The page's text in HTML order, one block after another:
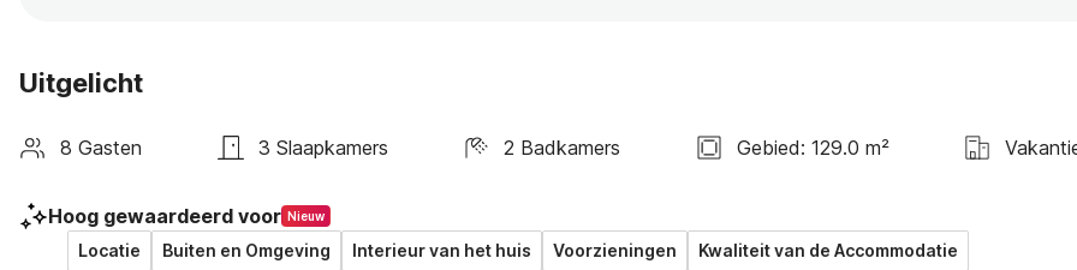
Uitgelicht
8 Gasten 3 Slaapkamers 2 Badkamers Gebied: 129.0 m²
Hoog gewaardeerd voor Nieuw
Locatie Buiten en Omgeving Interieur van het huis Voorzieningen Kwaliteit van de Accommodatie